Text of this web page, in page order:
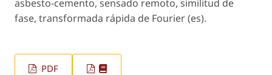
asbesto-cemento, sensado remoto, similitud de
fase, transformada rápida de Fourier (es).
PDF